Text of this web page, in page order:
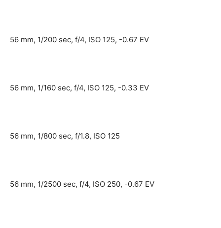
56 mm, 1/200 sec, f/4, ISO 125, -0.67 EV
56 mm, 1/160 sec, f/4, ISO 125, -0.33 EV
56 mm, 1/800 sec, f/1.8, ISO 125
56 mm, 1/2500 sec, f/4, ISO 250, -0.67 EV